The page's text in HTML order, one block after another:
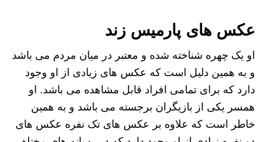
عکس های پارمیس زند
او یک چهره شناخته شده و معتبر در میان مردم می باشد
و به همین دلیل است که عکس های زیادی از او وجود
دارد که برای تمامی افراد قابل مشاهده می باشد. او
همسر یکی از بازیگران برجسته می باشد و به همین
خاطر است که علاوه بر عکس های تک نفره عکس های